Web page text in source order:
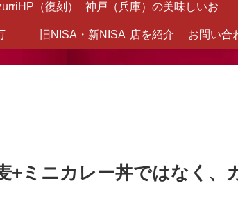
（復刻） 神戸（兵庫）の美味しいお
店を紹介
旧NISA・新NISA お問い合
+ミニカレー丼ではなく、